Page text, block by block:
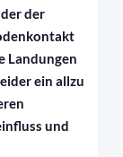
der
Landungen
ein allzu
und